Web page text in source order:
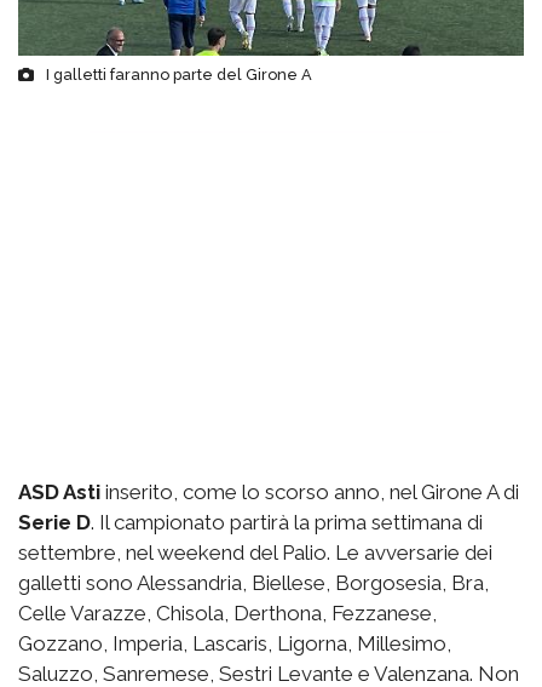
I galletti faranno parte del Girone A
ASD Asti inserito, come lo scorso anno, nel Girone A di
Serie D. Il campionato partirà la prima settimana di
settembre, nel weekend del Palio. Le avversarie dei
galletti sono Alessandria, Biellese, Borgosesia, Bra,
Celle Varazze, Chisola, Derthona, Fezzanese,
Gozzano, Imperia, Lascaris, Ligorna, Millesimo,
Saluzzo, Sanremese, Sestri Levante e Valenzana. Non